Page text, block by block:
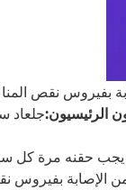
الرئيسيون:جلعاد
هو دواء يجب حقنه